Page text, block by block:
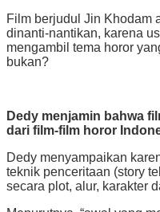
Film berjudul Jin Khodam
dinanti-nantikan, karena
mengambil tema horor
bukan?
Dedy menjamin bahwa
dari film-film horor
Dedy menyampaikan
teknik penceritaan (story
secara plot, alur, karakter